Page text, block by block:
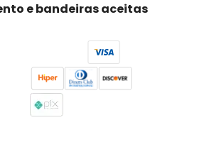
e bandeiras aceitas